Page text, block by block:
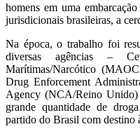
homens em uma
jurisdicionais brasileiras, a
Na época, o trabalho foi
diversas agências –
Marítimas/Narcótico
Drug Enforcement
Agency (NCA/Reino Unido)
grande quantidade de
partido do Brasil com destino